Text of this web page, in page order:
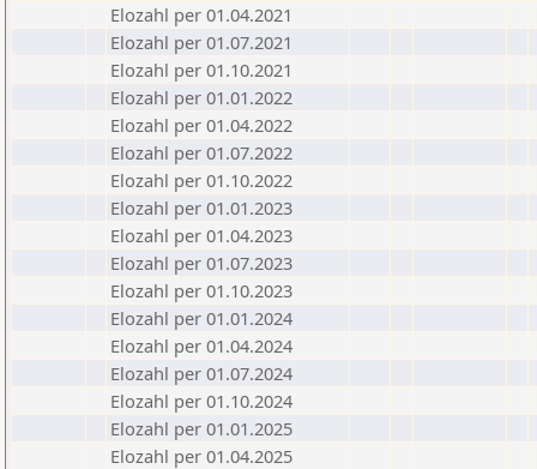
Elozahl per 01.04.2021
Elozahl per 01.07.2021
Elozahl per 01.10.2021
Elozahl per 01.01.2022
Elozahl per 01.04.2022
Elozahl per 01.07.2022
Elozahl per 01.10.2022
Elozahl per 01.01.2023
Elozahl per 01.04.2023
Elozahl per 01.07.2023
Elozahl per 01.10.2023
Elozahl per 01.01.2024
Elozahl per 01.04.2024
Elozahl per 01.07.2024
Elozahl per 01.10.2024
Elozahl per 01.01.2025
Elozahl per 01.04.2025